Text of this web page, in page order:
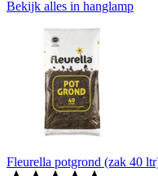
Bekijk alles in hanglamp
Fleurella potgrond (zak 40